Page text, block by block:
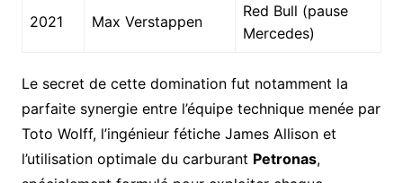
2021 Max Verstappen
Red Bull (pause
Mercedes)
Le secret de cette domination fut notamment la
parfaite synergie entre l’équipe technique menée par
Toto Wolff, l’ingénieur fétiche James Allison et
l’utilisation optimale du carburant Petronas,